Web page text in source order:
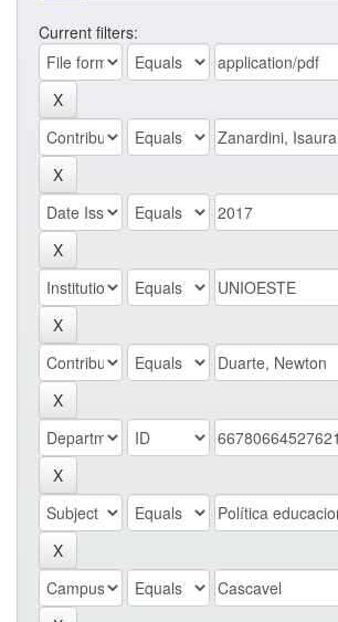
Current filters: